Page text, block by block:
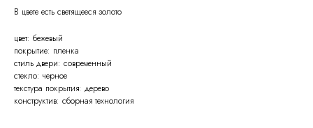
В цвете есть светящееся золото
цвет: бежевый
покрытие: пленка
стиль двери: современный
стекло: черное
текстура покрытия: дерево
конструктив: сборная технология